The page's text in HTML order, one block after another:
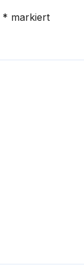
* markiert